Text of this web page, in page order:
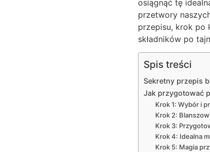
osiągnąć tę
przetwory
przepisu, krok po
składników po
Spis treści
Sekretny przepis
Jak przygotować
Krok 1: Wybór i
Krok 2:
Krok 3:
Krok 4: Idealna
Krok 5: Magia